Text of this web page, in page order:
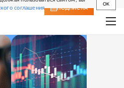
соглашения
OK
ПОДПИСКА